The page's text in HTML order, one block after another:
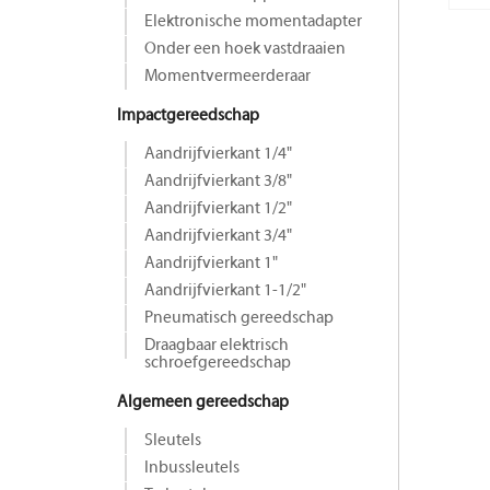
Elektronische momentadapter
Onder een hoek vastdraaien
Momentvermeerderaar
Impactgereedschap
Aandrijfvierkant 1/4"
Aandrijfvierkant 3/8"
Aandrijfvierkant 1/2"
Aandrijfvierkant 3/4"
Aandrijfvierkant 1"
Aandrijfvierkant 1-1/2"
Pneumatisch gereedschap
Draagbaar elektrisch
schroefgereedschap
Algemeen gereedschap
Sleutels
Inbussleutels